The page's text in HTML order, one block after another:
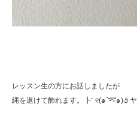
レッスン生の方にお話しましたが
縄を退けて飾れます。┣︎¨ ୧(๑ ⁼̴̀ᐜ⁼̴́๑)૭ ヤ